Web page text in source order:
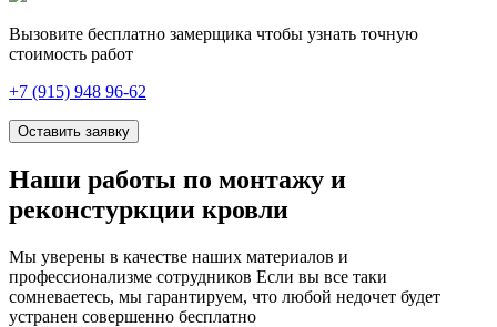
Вызовите бесплатно замерщика чтобы узнать точную
стоимость работ
+7 (915) 948 96-62
Оставить заявку
Наши работы по монтажу и
реконстуркции кровли
Мы уверены в качестве наших материалов и
профессионализме сотрудников Если вы все таки
сомневаетесь, мы гарантируем, что любой недочет будет
устранен совершенно бесплатно